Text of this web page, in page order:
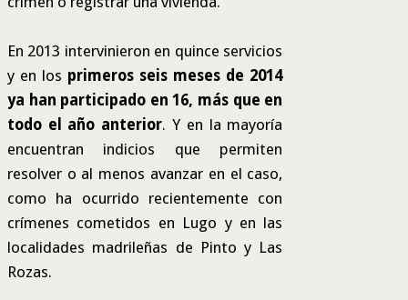
En 2013 intervinieron en quince servicios
y en los primeros seis meses de 2014
ya han participado en 16, más que en
todo el año anterior. Y en la mayoría
encuentran indicios que permiten
resolver o al menos avanzar en el caso,
como ha ocurrido recientemente con
crímenes cometidos en Lugo y en las
localidades madrileñas de Pinto y Las
Rozas.